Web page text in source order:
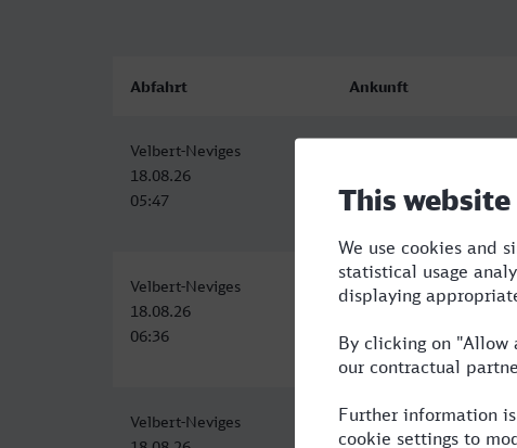
Abfahrt Ankunft
Velbert-Neviges
18.08.26
05:47
09:11
Velbert-Neviges
18.08.26
06:36
Stuttgart Hbf
18.08.26
10:11
Velbert-Neviges
Stuttgart Hbf